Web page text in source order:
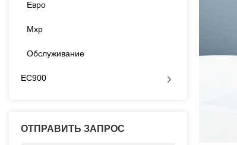
Евро
Mxp
Обслуживание
ЕС900
ОТПРАВИТЬ ЗАПРОС